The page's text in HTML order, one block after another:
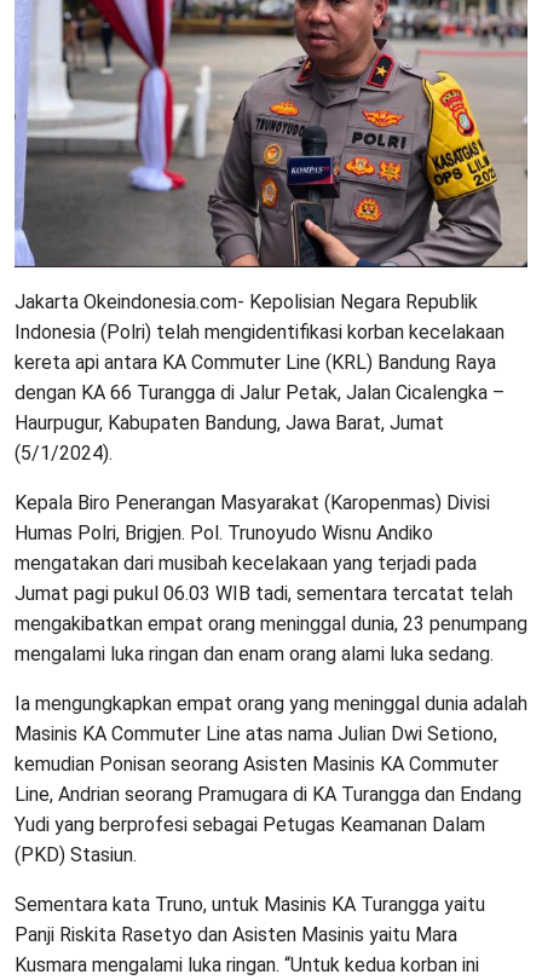
Jakarta Okeindonesia.com- Kepolisian Negara Republik
Indonesia (Polri) telah mengidentifikasi korban kecelakaan
kereta api antara KA Commuter Line (KRL) Bandung Raya
dengan KA 66 Turangga di Jalur Petak, Jalan Cicalengka –
Haurpugur, Kabupaten Bandung, Jawa Barat, Jumat
(5/1/2024).
Kepala Biro Penerangan Masyarakat (Karopenmas) Divisi
Humas Polri, Brigjen. Pol. Trunoyudo Wisnu Andiko
mengatakan dari musibah kecelakaan yang terjadi pada
Jumat pagi pukul 06.03 WIB tadi, sementara tercatat telah
mengakibatkan empat orang meninggal dunia, 23 penumpang
mengalami luka ringan dan enam orang alami luka sedang.
Ia mengungkapkan empat orang yang meninggal dunia adalah
Masinis KA Commuter Line atas nama Julian Dwi Setiono,
kemudian Ponisan seorang Asisten Masinis KA Commuter
Line, Andrian seorang Pramugara di KA Turangga dan Endang
Yudi yang berprofesi sebagai Petugas Keamanan Dalam
(PKD) Stasiun.
Sementara kata Truno, untuk Masinis KA Turangga yaitu
Panji Riskita Rasetyo dan Asisten Masinis yaitu Mara
Kusmara mengalami luka ringan. “Untuk kedua korban ini